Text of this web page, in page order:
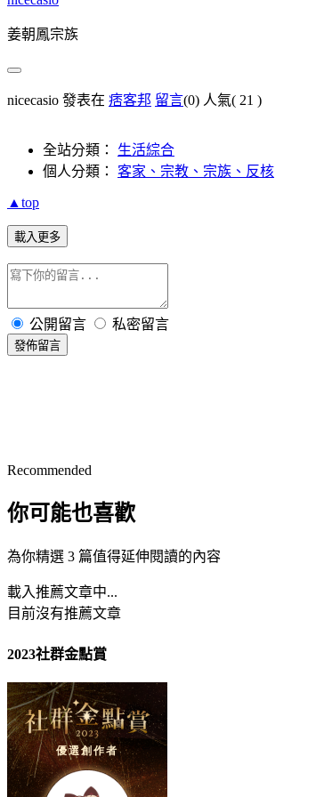
姜朝鳳宗族
nicecasio 發表在 痞客邦 留言(0) 人氣( 21 )
全站分類： 生活綜合
個人分類： 客家、宗教、宗族、反核
▲top
載入更多
公開留言 私密留言
發佈留言
Recommended
你可能也喜歡
為你精選 3 篇值得延伸閱讀的內容
載入推薦文章中...
目前沒有推薦文章
2023社群金點賞